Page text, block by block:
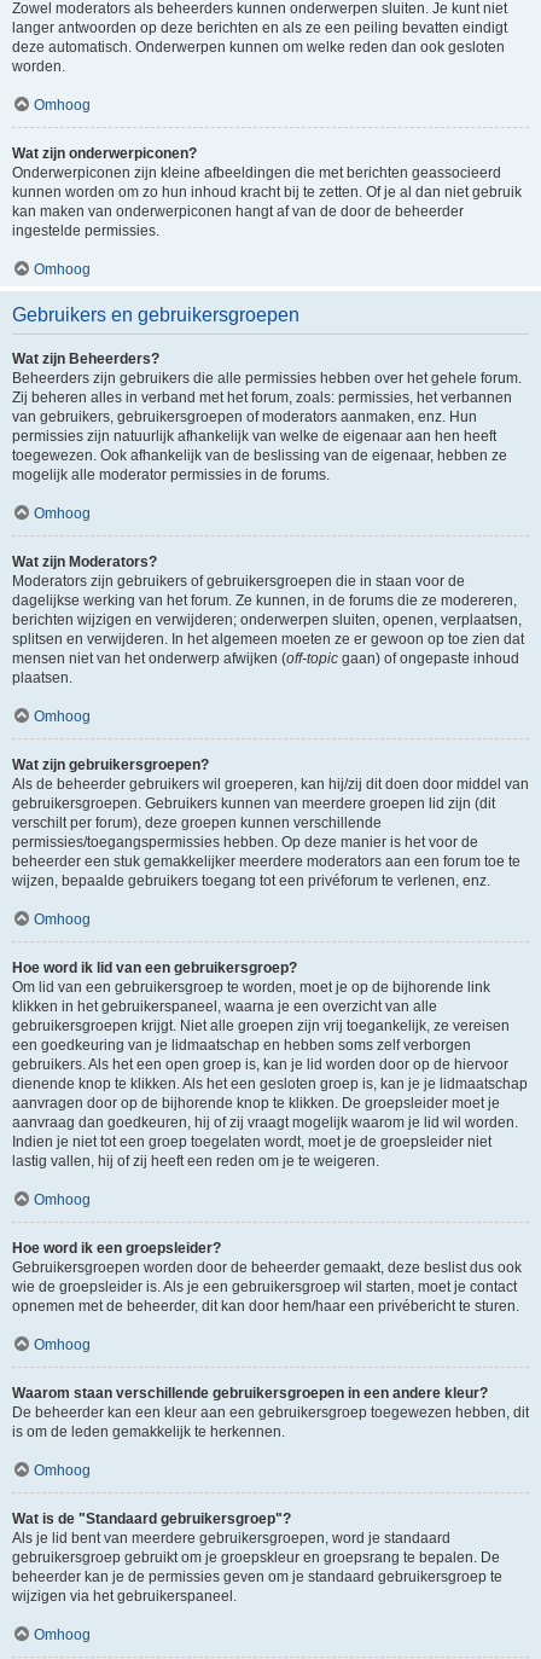
Zowel moderators als beheerders kunnen onderwerpen sluiten. Je kunt niet
langer antwoorden op deze berichten en als ze een peiling bevatten eindigt
deze automatisch. Onderwerpen kunnen om welke reden dan ook gesloten
worden.
Omhoog
Wat zijn onderwerpiconen?
Onderwerpiconen zijn kleine afbeeldingen die met berichten geassocieerd
kunnen worden om zo hun inhoud kracht bij te zetten. Of je al dan niet gebruik
kan maken van onderwerpiconen hangt af van de door de beheerder
ingestelde permissies.
Omhoog
Gebruikers en gebruikersgroepen
Wat zijn Beheerders?
Beheerders zijn gebruikers die alle permissies hebben over het gehele forum.
Zij beheren alles in verband met het forum, zoals: permissies, het verbannen
van gebruikers, gebruikersgroepen of moderators aanmaken, enz. Hun
permissies zijn natuurlijk afhankelijk van welke de eigenaar aan hen heeft
toegewezen. Ook afhankelijk van de beslissing van de eigenaar, hebben ze
mogelijk alle moderator permissies in de forums.
Omhoog
Wat zijn Moderators?
Moderators zijn gebruikers of gebruikersgroepen die in staan voor de
dagelijkse werking van het forum. Ze kunnen, in de forums die ze modereren,
berichten wijzigen en verwijderen; onderwerpen sluiten, openen, verplaatsen,
splitsen en verwijderen. In het algemeen moeten ze er gewoon op toe zien dat
mensen niet van het onderwerp afwijken (off-topic gaan) of ongepaste inhoud
plaatsen.
Omhoog
Wat zijn gebruikersgroepen?
Als de beheerder gebruikers wil groeperen, kan hij/zij dit doen door middel van
gebruikersgroepen. Gebruikers kunnen van meerdere groepen lid zijn (dit
verschilt per forum), deze groepen kunnen verschillende
permissies/toegangspermissies hebben. Op deze manier is het voor de
beheerder een stuk gemakkelijker meerdere moderators aan een forum toe te
wijzen, bepaalde gebruikers toegang tot een privéforum te verlenen, enz.
Omhoog
Hoe word ik lid van een gebruikersgroep?
Om lid van een gebruikersgroep te worden, moet je op de bijhorende link
klikken in het gebruikerspaneel, waarna je een overzicht van alle
gebruikersgroepen krijgt. Niet alle groepen zijn vrij toegankelijk, ze vereisen
een goedkeuring van je lidmaatschap en hebben soms zelf verborgen
gebruikers. Als het een open groep is, kan je lid worden door op de hiervoor
dienende knop te klikken. Als het een gesloten groep is, kan je je lidmaatschap
aanvragen door op de bijhorende knop te klikken. De groepsleider moet je
aanvraag dan goedkeuren, hij of zij vraagt mogelijk waarom je lid wil worden.
Indien je niet tot een groep toegelaten wordt, moet je de groepsleider niet
lastig vallen, hij of zij heeft een reden om je te weigeren.
Omhoog
Hoe word ik een groepsleider?
Gebruikersgroepen worden door de beheerder gemaakt, deze beslist dus ook
wie de groepsleider is. Als je een gebruikersgroep wil starten, moet je contact
opnemen met de beheerder, dit kan door hem/haar een privébericht te sturen.
Omhoog
Waarom staan verschillende gebruikersgroepen in een andere kleur?
De beheerder kan een kleur aan een gebruikersgroep toegewezen hebben, dit
is om de leden gemakkelijk te herkennen.
Omhoog
Wat is de "Standaard gebruikersgroep"?
Als je lid bent van meerdere gebruikersgroepen, word je standaard
gebruikersgroep gebruikt om je groepskleur en groepsrang te bepalen. De
beheerder kan je de permissies geven om je standaard gebruikersgroep te
wijzigen via het gebruikerspaneel.
Omhoog